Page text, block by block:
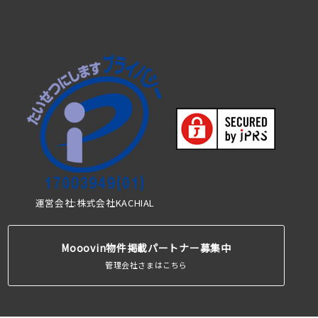
運営会社:株式会社KACHIAL
Mooovin物件掲載パートナー募集中
管理会社さまはこちら